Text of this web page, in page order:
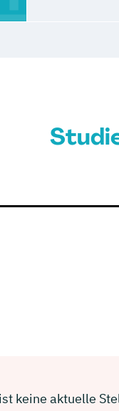
keine aktuelle